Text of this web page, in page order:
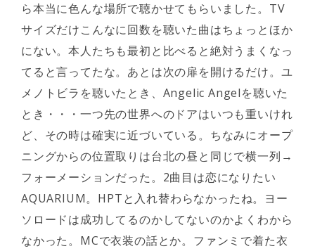
ら本当に色んな場所で聴かせてもらいました。TV
サイズだけこんなに回数を聴いた曲はちょっとほか
にない。本人たちも最初と比べると絶対うまくなっ
てると言ってたな。あとは次の扉を開けるだけ。ユ
メノトビラを聴いたとき、Angelic Angelを聴いた
とき・・・一つ先の世界へのドアはいつも重いけれ
ど、その時は確実に近づいている。ちなみにオープ
ニングからの位置取りは台北の昼と同じで横一列→
フォーメーションだった。2曲目は恋になりたい
AQUARIUM。HPTと入れ替わらなかったね。ヨー
ソロードは成功してるのかしてないのかよくわから
なかった。MCで衣装の話とか。ファンミで着た衣